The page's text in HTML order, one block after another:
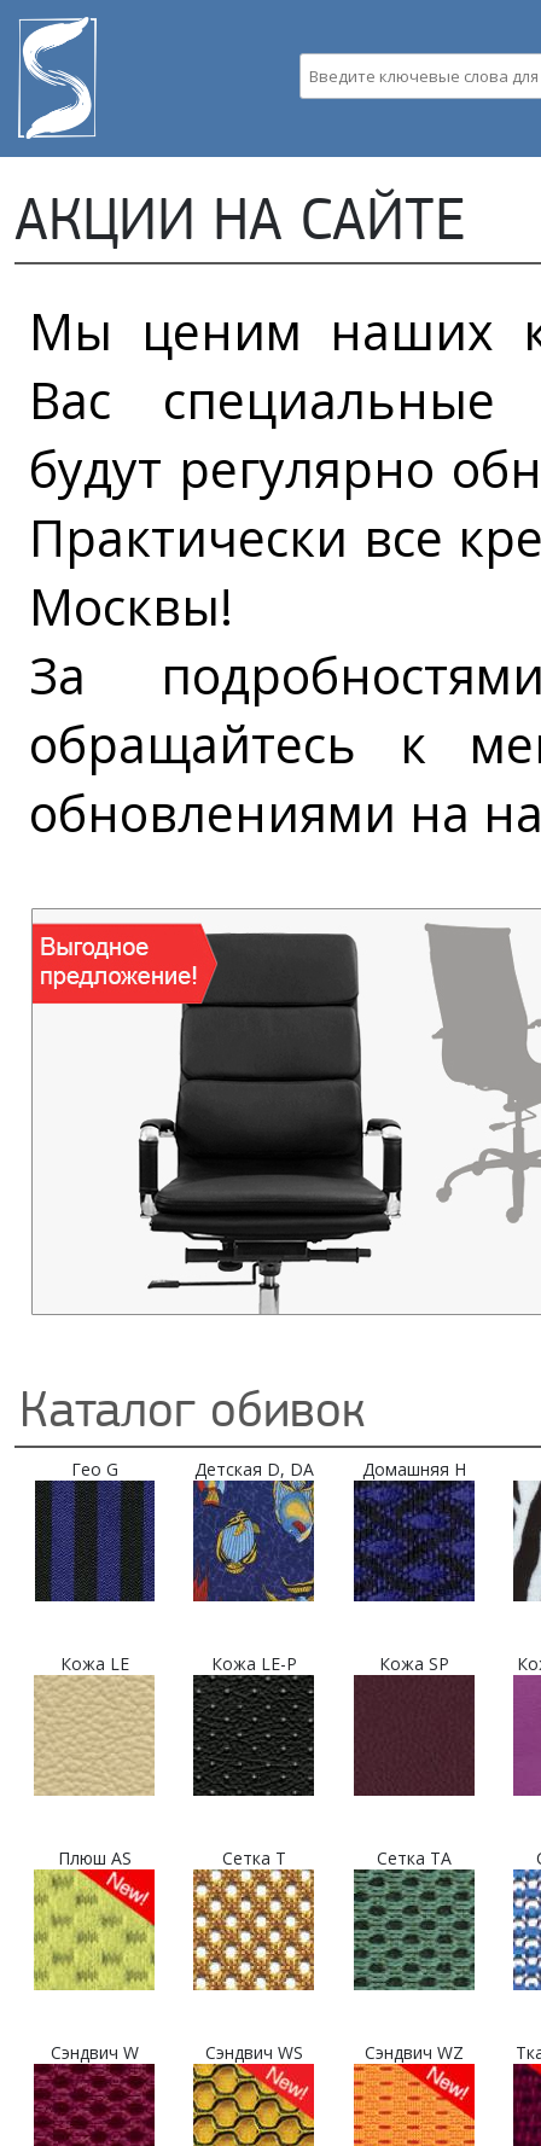
АКЦИИ НА САЙТЕ
Мы ценим наших
Вас специальные
будут регулярно
Практически все
Москвы!
За
обращайтесь к
обновлениями на
Каталог обивок
Гео G Детская D, DA Домашняя H
Кожа LE Кожа LE-P Кожа SP
Плюш AS Сетка T Сетка TA
Сэндвич W Сэндвич WS Сэндвич WZ